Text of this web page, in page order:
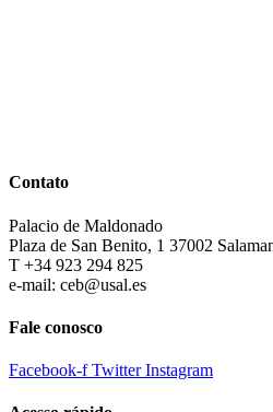
Contato
Palacio de Maldonado
Plaza de San Benito, 1 37002
T +34 923 294 825
e-mail: ceb@usal.es
Fale conosco
Facebook-f Twitter Instagram